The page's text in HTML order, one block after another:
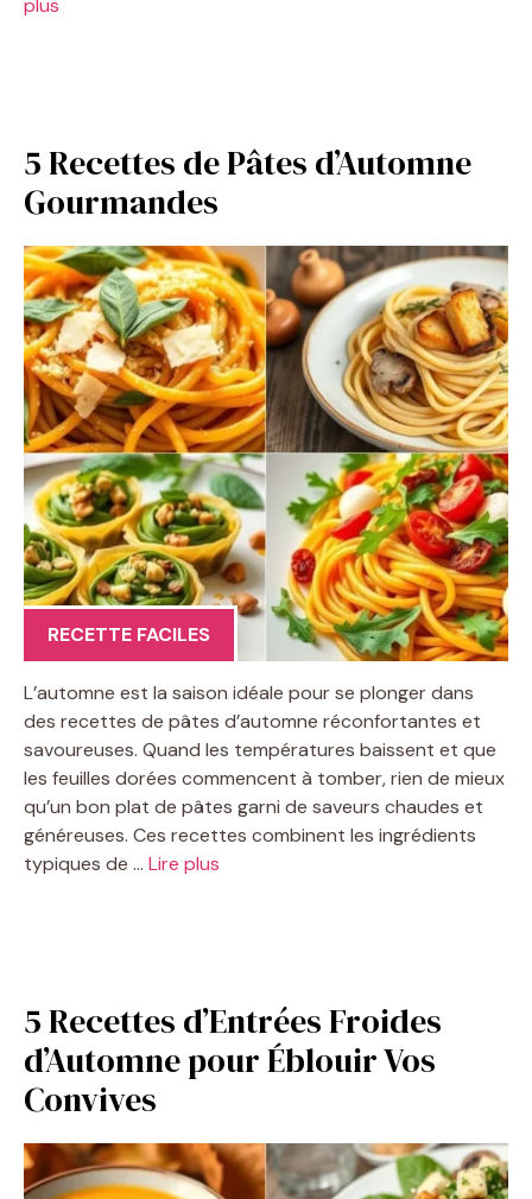
plus
5 Recettes de Pâtes d’Automne
Gourmandes
RECETTE FACILES
L’automne est la saison idéale pour se plonger dans
des recettes de pâtes d’automne réconfortantes et
savoureuses. Quand les températures baissent et que
les feuilles dorées commencent à tomber, rien de mieux
qu’un bon plat de pâtes garni de saveurs chaudes et
généreuses. Ces recettes combinent les ingrédients
typiques de … Lire plus
5 Recettes d’Entrées Froides
d’Automne pour Éblouir Vos
Convives